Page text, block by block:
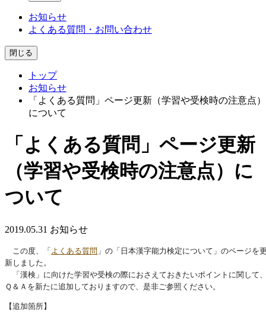
お知らせ
よくある質問・お問い合わせ
閉じる
トップ
お知らせ
「よくある質問」ページ更新（学習や受検時の注意点）
について
「よくある質問」ページ更新
（学習や受検時の注意点）に
ついて
2019.05.31 お知らせ
この度、「 よくある質問 」の「日本漢字能力検定について」のページを
新しました。
「漢検」に向けた学習や受検の際におさえておきたいポイントに関して
Ｑ＆Ａを新たに追加しておりますので、是非ご参照ください。
【追加箇所】